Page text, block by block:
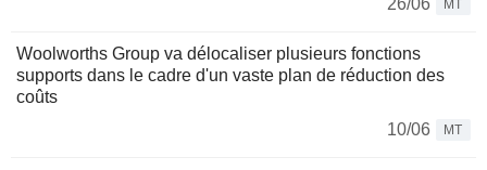
26/06
MT
Woolworths Group va délocaliser plusieurs fonctions
supports dans le cadre d'un vaste plan de réduction des
coûts
10/06
MT